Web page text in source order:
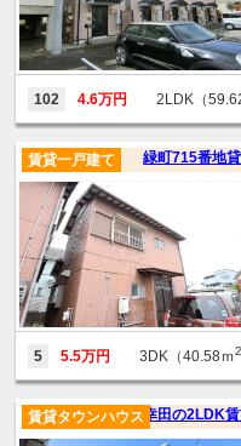
102 4.6万円 2LDK（
緑町715番地
賃貸一戸建て
5 5.5万円 3DK（40.58ｍ2
幸田の2LDK
賃貸タウンハウス